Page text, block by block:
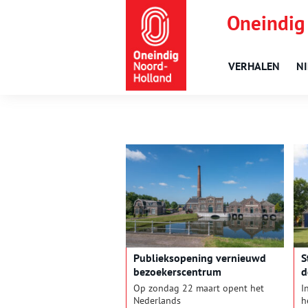
VERHALEN
Publieksopening vernieuwd
bezoekerscentrum
Stoommachinemuseum
Op zondag 22 maart opent het
Nederlands